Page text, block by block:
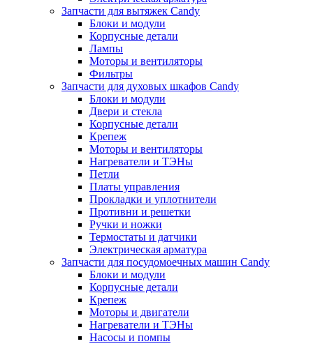
Запчасти для вытяжек Candy
Блоки и модули
Корпусные детали
Лампы
Моторы и вентиляторы
Фильтры
Запчасти для духовых шкафов Candy
Блоки и модули
Двери и стекла
Корпусные детали
Крепеж
Моторы и вентиляторы
Нагреватели и ТЭНы
Петли
Платы управления
Прокладки и уплотнители
Противни и решетки
Ручки и ножки
Термостаты и датчики
Электрическая арматура
Запчасти для посудомоечных машин Candy
Блоки и модули
Корпусные детали
Крепеж
Моторы и двигатели
Нагреватели и ТЭНы
Насосы и помпы